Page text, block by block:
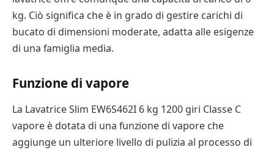
kg. Ciò significa che è in grado di gestire carichi di
bucato di dimensioni moderate, adatta alle esigenze
di una famiglia media.
Funzione di vapore
La Lavatrice Slim EW6S462I 6 kg 1200 giri Classe C
vapore è dotata di una funzione di vapore che
aggiunge un ulteriore livello di pulizia al processo di